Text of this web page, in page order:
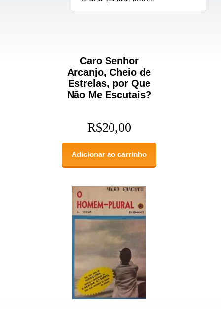
Caro Senhor
Arcanjo, Cheio de
Estrelas, por Que
Não Me Escutais?
R$20,00
Adicionar ao carrinho